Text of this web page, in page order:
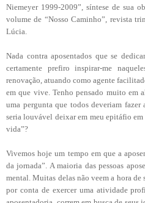
Niemeyer 1999-2009”, síntese de sua
volume de “Nosso Caminho”, revista
Lúcia.
Nada contra aposentados que se
certamente prefiro inspirar-me
renovação, atuando como agente
em que vive. Tenho pensado muito em
uma pergunta que todos deveriam
seria louvável deixar em meu epitáfio
vida”?
Vivemos hoje um tempo em que a
da jornada”. A maioria das pessoas
mental. Muitas delas não veem a hora
por conta de exercer uma atividade